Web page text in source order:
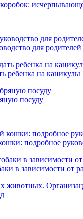
для
ребенка на каникулы
посуду
подробное
в зависимости от